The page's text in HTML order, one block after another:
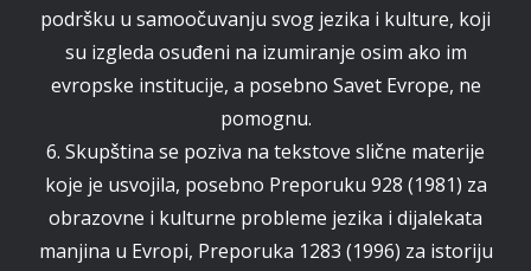
podršku u samoočuvanju svog jezika i kulture, koji
su izgleda osuđeni na izumiranje osim ako im
evropske institucije, a posebno Savet Evrope, ne
pomognu.
6. Skupština se poziva na tekstove slične materije
koje je usvojila, posebno Preporuku 928 (1981) za
obrazovne i kulturne probleme jezika i dijalekata
manjina u Evropi, Preporuka 1283 (1996) za istoriju